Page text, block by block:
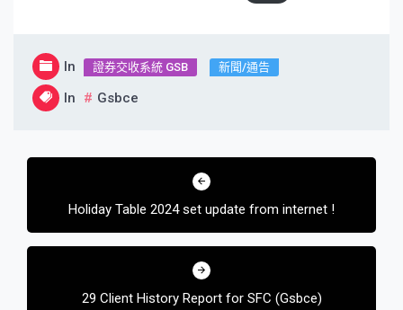
In 證券交收系統 GSB 新聞/通告
In Gsbce
文
覽
Holiday Table 2024 set update from internet !
29 Client History Report for SFC (Gsbce)